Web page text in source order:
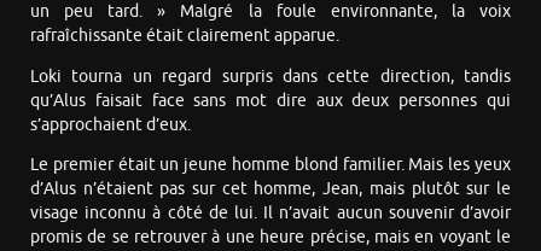
un peu tard. » Malgré la foule environnante, la voix
rafraîchissante était clairement apparue.
Loki tourna un regard surpris dans cette direction, tandis
qu’Alus faisait face sans mot dire aux deux personnes qui
s’approchaient d’eux.
Le premier était un jeune homme blond familier. Mais les yeux
d’Alus n’étaient pas sur cet homme, Jean, mais plutôt sur le
visage inconnu à côté de lui. Il n’avait aucun souvenir d’avoir
promis de se retrouver à une heure précise, mais en voyant le